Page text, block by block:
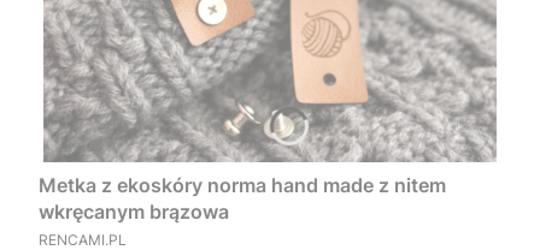
Metka z ekoskóry norma hand made z nitem
wkręcanym brązowa
PRODUCENT
RENCAMI.PL